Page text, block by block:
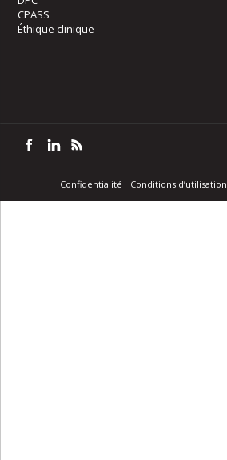
CPASS
Éthique clinique
Confidentialité Conditions d’utilisation